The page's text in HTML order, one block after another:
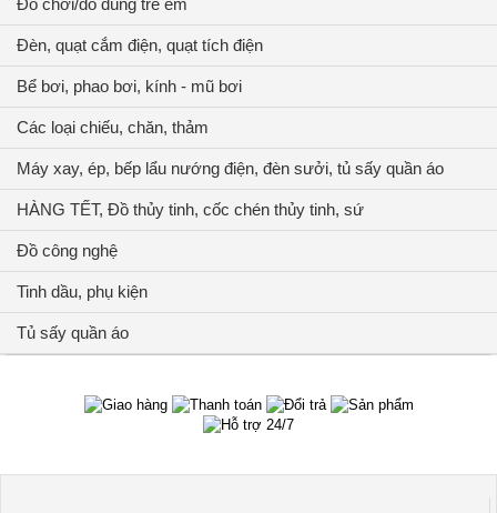
Đồ chơi/đồ dùng trẻ em
Đèn, quạt cắm điện, quạt tích điện
Bể bơi, phao bơi, kính - mũ bơi
Các loại chiếu, chăn, thảm
Máy xay, ép, bếp lẩu nướng điện, đèn sưởi, tủ sấy quần áo
HÀNG TẾT, Đồ thủy tinh, cốc chén thủy tinh, sứ
Đồ công nghệ
Tinh dầu, phụ kiện
Tủ sấy quần áo